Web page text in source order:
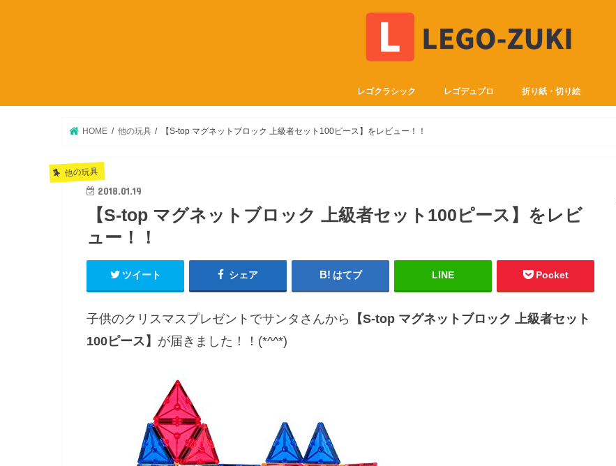
レゴクラシック レゴデュプロ 折り紙・切り絵
HOME 他の玩具 【S-top マグネットブロック 上級者セット100ピース】をレビュー！！
他の玩具
2018.01.19
【S-top マグネットブロック 上級者セット100ピース】をレビ
ュー！！
ツイート シェア はてブ LINE Pocket
子供のクリスマスプレゼントでサンタさんから
【S-top マグネットブロック 上級者セット
100ピース】 が届きました！！(*^^*)